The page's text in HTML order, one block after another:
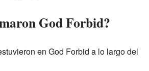
God Forbid?
en God Forbid a lo largo del